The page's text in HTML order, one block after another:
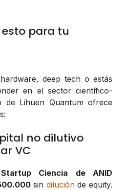
para tu
deep tech o estás
en el sector científico-
de Lihuen Quantum ofrece
no dilutivo
VC
Startup Ciencia de ANID
sin diluciónde equity.